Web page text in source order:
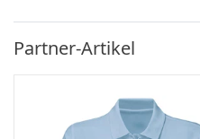
Partner-Artikel